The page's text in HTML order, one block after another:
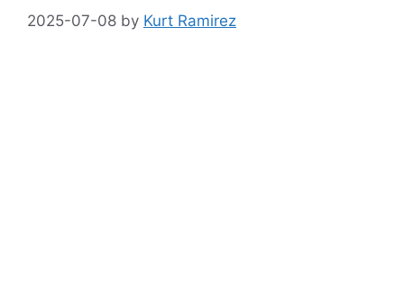
2025-07-08 by Kurt Ramirez